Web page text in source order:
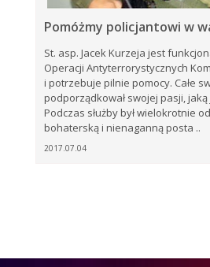
Pomóżmy policjantowi w
St. asp. Jacek Kurzeja jest
Operacji Antyterrorystycznych
i potrzebuje pilnie pomocy. Całe
podporządkował swojej pasji, jaką
Podczas służby był wielokrotnie
bohaterską i nienaganną posta ..
2017.07.04